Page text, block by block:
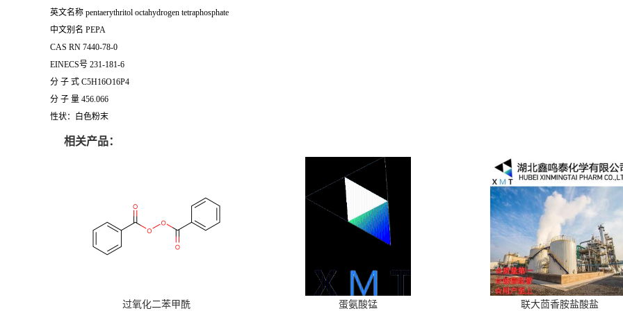
英文名称 pentaerythritol octahydrogen tetraphosphate
中文别名 PEPA
CAS RN 7440-78-0
EINECS号 231-181-6
分 子 式 C5H16O16P4
分 子 量 456.066
性状：白色粉末
相关产品：
过氧化二苯甲酰 蛋氨酸锰 联大茴香胺盐酸盐